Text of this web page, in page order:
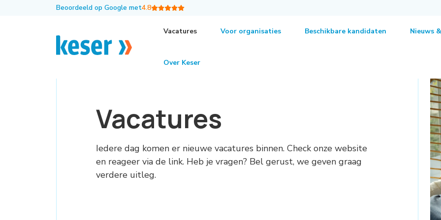
Beoordeeld op Google met4.8
Vacatures Voor organisaties Beschikbare kandidaten Nieuws
Over Keser
Vacatures
Iedere dag komen er nieuwe vacatures binnen. Check onze website
en reageer via de link. Heb je vragen? Bel gerust, we geven graag
verdere uitleg.